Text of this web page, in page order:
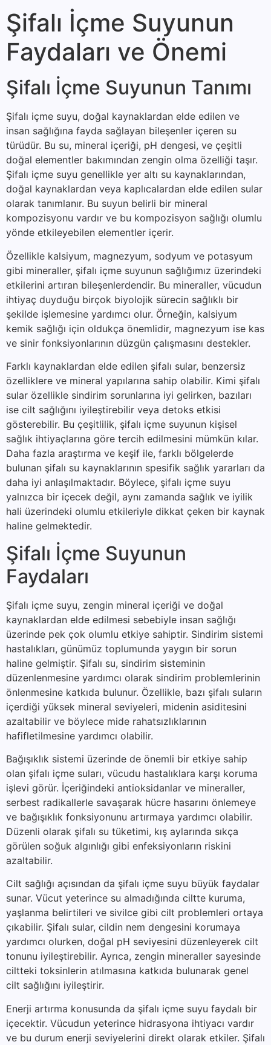
Şifalı İçme Suyunun
Faydaları ve Önemi
Şifalı İçme Suyunun Tanımı
Şifalı içme suyu, doğal kaynaklardan elde edilen ve
insan sağlığına fayda sağlayan bileşenler içeren su
türüdür. Bu su, mineral içeriği, pH dengesi, ve çeşitli
doğal elementler bakımından zengin olma özelliği taşır.
Şifalı içme suyu genellikle yer altı su kaynaklarından,
doğal kaynaklardan veya kaplıcalardan elde edilen sular
olarak tanımlanır. Bu suyun belirli bir mineral
kompozisyonu vardır ve bu kompozisyon sağlığı olumlu
yönde etkileyebilen elementler içerir.
Özellikle kalsiyum, magnezyum, sodyum ve potasyum
gibi mineraller, şifalı içme suyunun sağlığımız üzerindeki
etkilerini artıran bileşenlerdendir. Bu mineraller, vücudun
ihtiyaç duyduğu birçok biyolojik sürecin sağlıklı bir
şekilde işlemesine yardımcı olur. Örneğin, kalsiyum
kemik sağlığı için oldukça önemlidir, magnezyum ise kas
ve sinir fonksiyonlarının düzgün çalışmasını destekler.
Farklı kaynaklardan elde edilen şifalı sular, benzersiz
özelliklere ve mineral yapılarına sahip olabilir. Kimi şifalı
sular özellikle sindirim sorunlarına iyi gelirken, bazıları
ise cilt sağlığını iyileştirebilir veya detoks etkisi
gösterebilir. Bu çeşitlilik, şifalı içme suyunun kişisel
sağlık ihtiyaçlarına göre tercih edilmesini mümkün kılar.
Daha fazla araştırma ve keşif ile, farklı bölgelerde
bulunan şifalı su kaynaklarının spesifik sağlık yararları da
daha iyi anlaşılmaktadır. Böylece, şifalı içme suyu
yalnızca bir içecek değil, aynı zamanda sağlık ve iyilik
hali üzerindeki olumlu etkileriyle dikkat çeken bir kaynak
haline gelmektedir.
Şifalı İçme Suyunun
Faydaları
Şifalı içme suyu, zengin mineral içeriği ve doğal
kaynaklardan elde edilmesi sebebiyle insan sağlığı
üzerinde pek çok olumlu etkiye sahiptir. Sindirim sistemi
hastalıkları, günümüz toplumunda yaygın bir sorun
haline gelmiştir. Şifalı su, sindirim sisteminin
düzenlenmesine yardımcı olarak sindirim problemlerinin
önlenmesine katkıda bulunur. Özellikle, bazı şifalı suların
içerdiği yüksek mineral seviyeleri, midenin asiditesini
azaltabilir ve böylece mide rahatsızlıklarının
hafifletilmesine yardımcı olabilir.
Bağışıklık sistemi üzerinde de önemli bir etkiye sahip
olan şifalı içme suları, vücudu hastalıklara karşı koruma
işlevi görür. İçeriğindeki antioksidanlar ve mineraller,
serbest radikallerle savaşarak hücre hasarını önlemeye
ve bağışıklık fonksiyonunu artırmaya yardımcı olabilir.
Düzenli olarak şifalı su tüketimi, kış aylarında sıkça
görülen soğuk algınlığı gibi enfeksiyonların riskini
azaltabilir.
Cilt sağlığı açısından da şifalı içme suyu büyük faydalar
sunar. Vücut yeterince su almadığında ciltte kuruma,
yaşlanma belirtileri ve sivilce gibi cilt problemleri ortaya
çıkabilir. Şifalı sular, cildin nem dengesini korumaya
yardımcı olurken, doğal pH seviyesini düzenleyerek cilt
tonunu iyileştirebilir. Ayrıca, zengin mineraller sayesinde
ciltteki toksinlerin atılmasına katkıda bulunarak genel
cilt sağlığını iyileştirir.
Enerji artırma konusunda da şifalı içme suyu faydalı bir
içecektir. Vücudun yeterince hidrasyona ihtiyacı vardır
ve bu durum enerji seviyelerini direkt olarak etkiler. Şifalı